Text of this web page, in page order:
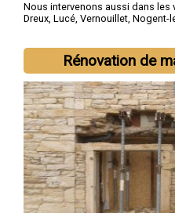
Nous intervenons aussi dans les
Dreux, Lucé, Vernouillet, Nogent-
Rénovation de